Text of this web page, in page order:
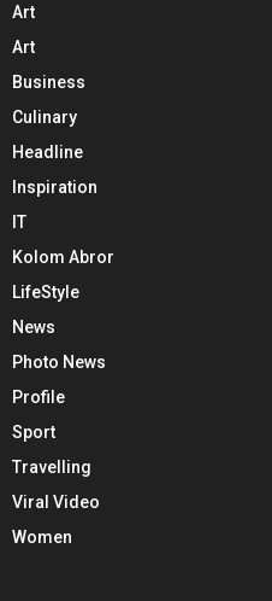
Art
Art
Business
Culinary
Headline
Inspiration
IT
Kolom Abror
LifeStyle
News
Photo News
Profile
Sport
Travelling
Viral Video
Women